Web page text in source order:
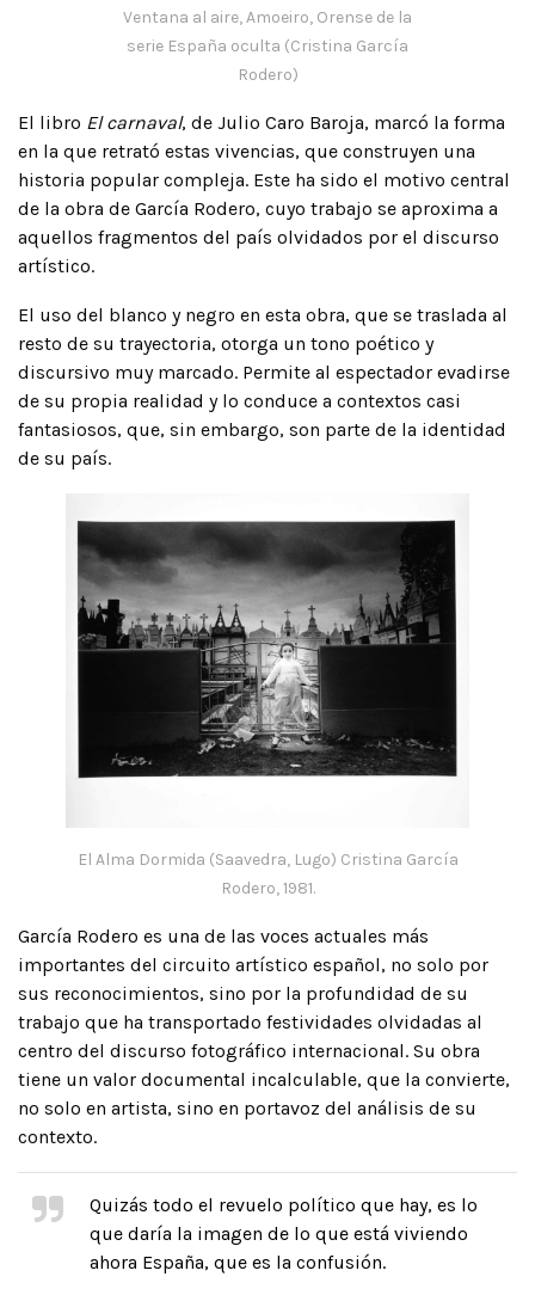
Ventana al aire, Amoeiro, Orense de la
serie España oculta (Cristina García
Rodero)
El libro El carnaval, de Julio Caro Baroja, marcó la forma
en la que retrató estas vivencias, que construyen una
historia popular compleja. Este ha sido el motivo central
de la obra de García Rodero, cuyo trabajo se aproxima a
aquellos fragmentos del país olvidados por el discurso
artístico.
El uso del blanco y negro en esta obra, que se traslada al
resto de su trayectoria, otorga un tono poético y
discursivo muy marcado. Permite al espectador evadirse
de su propia realidad y lo conduce a contextos casi
fantasiosos, que, sin embargo, son parte de la identidad
de su país.
El Alma Dormida (Saavedra, Lugo) Cristina García
Rodero, 1981.
García Rodero es una de las voces actuales más
importantes del circuito artístico español, no solo por
sus reconocimientos, sino por la profundidad de su
trabajo que ha transportado festividades olvidadas al
centro del discurso fotográfico internacional. Su obra
tiene un valor documental incalculable, que la convierte,
no solo en artista, sino en portavoz del análisis de su
contexto.
Quizás todo el revuelo político que hay, es lo
que daría la imagen de lo que está viviendo
ahora España, que es la confusión.